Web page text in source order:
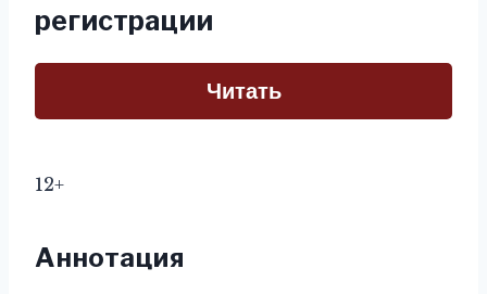
регистрации
Читать
12+
Аннотация